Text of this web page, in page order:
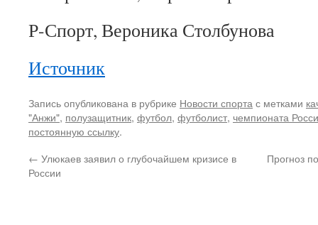
Р-Спорт, Вероника Столбунова
Источник
Запись опубликована в рубрике Новости спорта с метками
"Анжи", полузащитник, футбол, футболист, чемпионата
постоянную ссылку.
← Улюкаев заявил о глубочайшем кризисе в
России
Прогноз